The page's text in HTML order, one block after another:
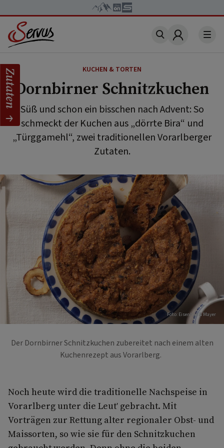
Account
KUCHEN & TORTEN
Dornbirner Schnitzkuchen
Süß und schon ein bisschen nach Advent: So
schmeckt der Kuchen aus „dörrte Bira“ und
„Türggamehl“, zwei traditionellen Vorarlberger
Zutaten.
Foto: Eisenhut & Mayer
Der Dornbirner Schnitzkuchen zubereitet nach einem alten
Kuchenrezept aus Vorarlberg.
Noch heute wird die traditionelle Nachspeise in
Vorarlberg unter die Leut' gebracht. Mit
Vorträgen zur Rettung alter regionaler Obst- und
Maissorten, so wie sie für den Schnitzkuchen
Zutaten